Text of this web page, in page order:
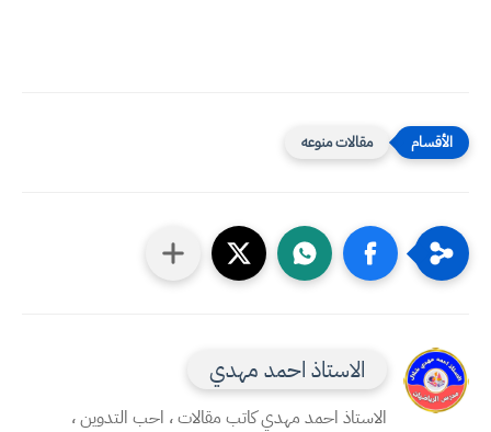
مقالات منوعه
الاستاذ احمد مهدي
الاستاذ احمد مهدي كاتب مقالات ، احب التدوين ،